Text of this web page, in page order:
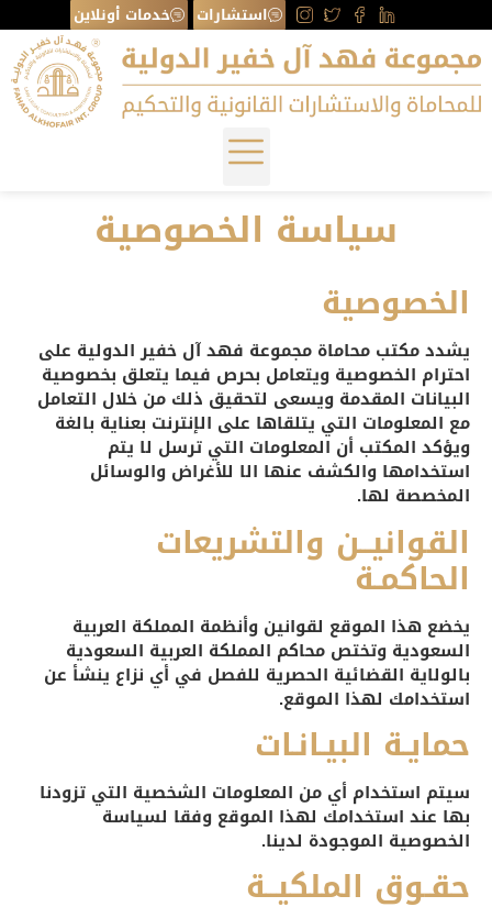
استشارات خدمات أونلاين
سياسة الخصوصية
الخصوصية
يشدد مكتب محاماة مجموعة فهد آل خفير الدولية على
احترام الخصوصية ويتعامل بحرص فيما يتعلق بخصوصية
البيانات المقدمة ويسعى لتحقيق ذلك من خلال التعامل
مع المعلومات التي يتلقاها على الإنترنت بعناية بالغة
ويؤكد المكتب أن المعلومات التي ترسل لا يتم
استخدامها والكشف عنها الا للأغراض والوسائل
المخصصة لها.
القوانيــن والتشريعات
الحاكمـة
يخضع هذا الموقع لقوانين وأنظمة المملكة العربية
السعودية وتختص محاكم المملكة العربية السعودية
بالولاية القضائية الحصرية للفصل في أي نزاع ينشأ عن
استخدامك لهذا الموقع.
حمايـة البيـانـات
سيتم استخدام أي من المعلومات الشخصية التي تزودنا
بها عند استخدامك لهذا الموقع وفقا لسياسة
الخصوصية الموجودة لدينا.
حقـوق الملكيــة